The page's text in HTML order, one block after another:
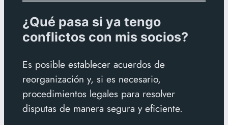
¿Qué pasa si ya tengo
conflictos con mis socios?
Es posible establecer acuerdos de
reorganización y, si es necesario,
procedimientos legales para resolver
disputas de manera segura y eficiente.